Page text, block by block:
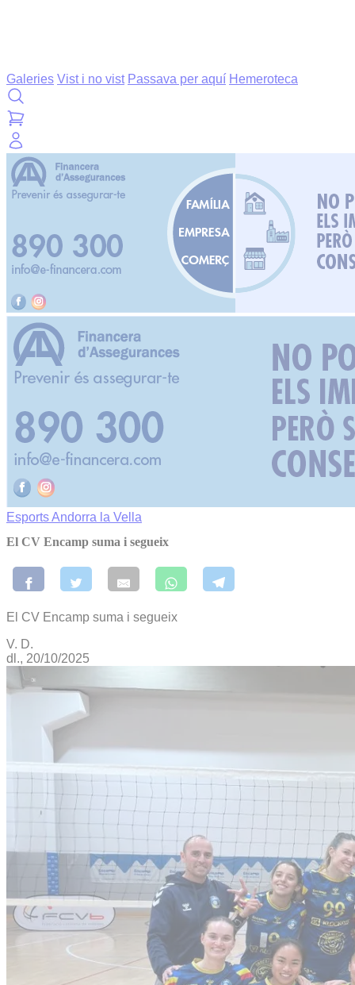
Galeries Vist i no vist Passava per aquí Hemeroteca
EsportsAndorra la Vella
El CV Encamp suma i segueix
El CV Encamp suma i segueix
V. D.
dl., 20/10/2025